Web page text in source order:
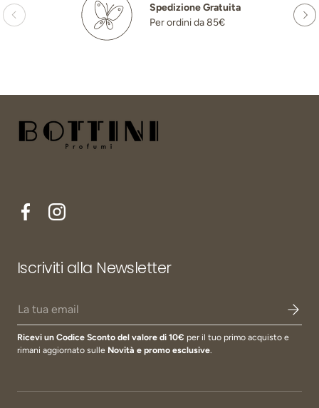
Spedizione Gratuita
Per ordini da 85€
FacebookInstagram
Iscriviti alla Newsletter
Email
Ricevi un Codice Sconto del valore di 10€ per il tuo primo acquisto e
rimani aggiornato sulle Novità e promo esclusive